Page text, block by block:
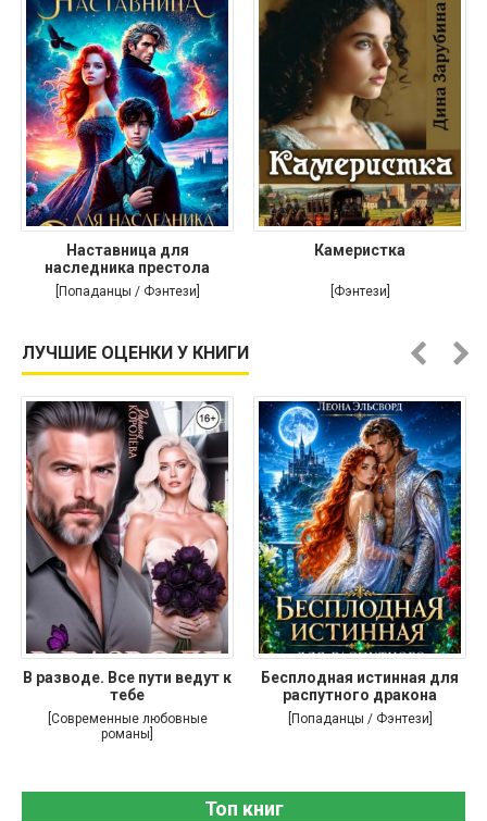
Наставница для
наследника престола
[Попаданцы / Фэнтези]
Камеристка
[Фэнтези]
ЛУЧШИЕ ОЦЕНКИ У КНИГИ
В разводе. Все пути ведут к
тебе
[Современные любовные
романы]
Бесплодная истинная для
распутного дракона
[Попаданцы / Фэнтези]
Топ книг